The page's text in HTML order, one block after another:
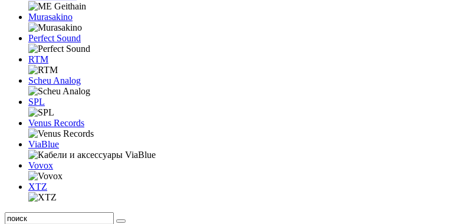
Murasakino
Perfect Sound
RTM
Scheu Analog
SPL
Venus Records
ViaBlue
Vovox
XTZ